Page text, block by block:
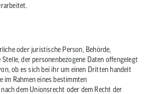
oder juristische Person, Behörde,
der personenbezogene Daten offengelegt
ob es sich bei ihr um einen Dritten handelt
im Rahmen eines bestimmten
dem Unionsrecht oder dem Recht der